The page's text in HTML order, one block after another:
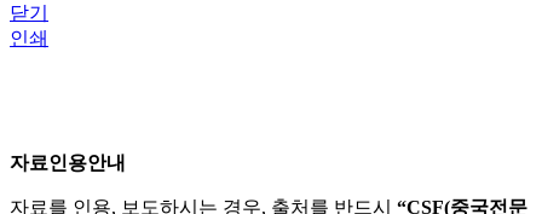
닫기
인쇄
자료인용안내
자료를 인용, 보도하시는 경우, 출처를 반드시 “CSF(중국전문